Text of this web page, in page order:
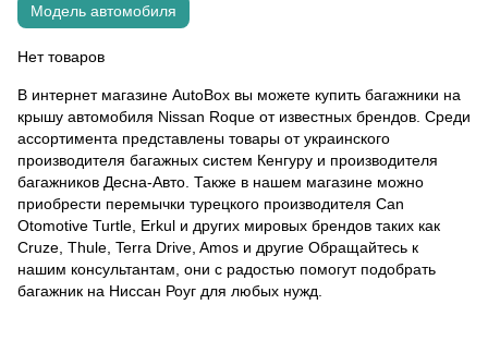
Модель автомобиля
Нет товаров
В интернет магазине AutoBox вы можете купить багажники на
крышу автомобиля Nissan Roque от известных брендов. Среди
ассортимента представлены товары от украинского
производителя багажных систем Кенгуру и производителя
багажников Десна-Авто. Также в нашем магазине можно
приобрести перемычки турецкого производителя Can
Otomotive Turtle, Erkul и других мировых брендов таких как
Cruze, Thule, Terra Drive, Amos и другие Обращайтесь к
нашим консультантам, они с радостью помогут подобрать
багажник на Ниссан Роуг для любых нужд.